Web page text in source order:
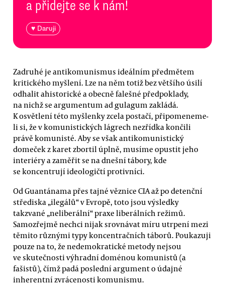
a přidejte se k nám!
♥ Daruji
Zadruhé je antikomunismus ideálním předmětem
kritického myšlení. Lze na něm totiž bez většího úsilí
odhalit ahistorické a obecně falešné předpoklady,
na nichž se argumentum ad gulagum zakládá.
K osvětlení této myšlenky zcela postačí, připomeneme-
li si, že v komunistických lágrech nezřídka končili
právě komunisté. Aby se však antikomunistický
domeček z karet zbortil úplně, musíme opustit jeho
interiéry a zaměřit se na dnešní tábory, kde
se koncentrují ideologičtí protivníci.
Od Guantánama přes tajné věznice CIA až po detenční
střediska „ilegálů“ v Evropě, toto jsou výsledky
takzvané „neliberální“ praxe liberálních režimů.
Samozřejmě nechci nijak srovnávat míru utrpení mezi
těmito různými typy koncentračních táborů. Poukazuji
pouze na to, že nedemokratické metody nejsou
ve skutečnosti výhradní doménou komunistů (a
fašistů), čímž padá poslední argument o údajné
inherentní zvrácenosti komunismu.